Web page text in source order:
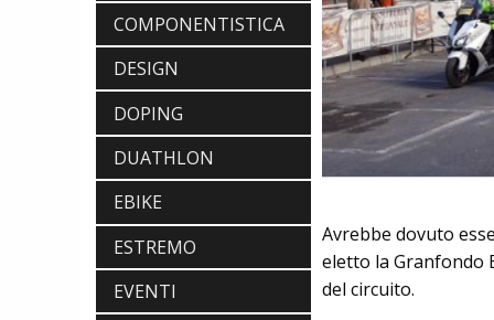
COMPONENTISTICA
DESIGN
DOPING
DUATHLON
EBIKE
ESTREMO
EVENTI
Avrebbe dovuto
eletto la Granfondo
del circuito.